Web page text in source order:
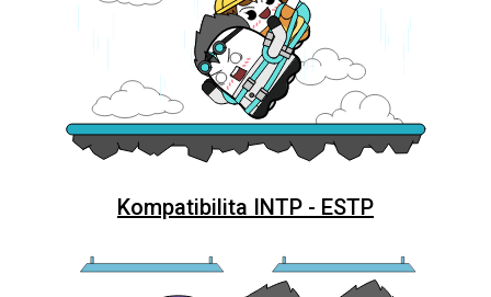
Kompatibilita INTP - ESTP